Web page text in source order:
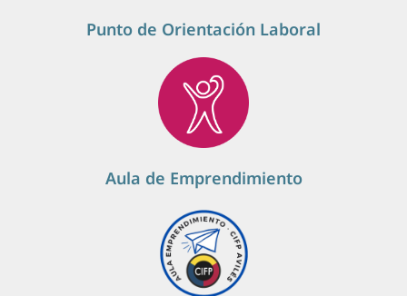
Punto de Orientación Laboral
Aula de Emprendimiento